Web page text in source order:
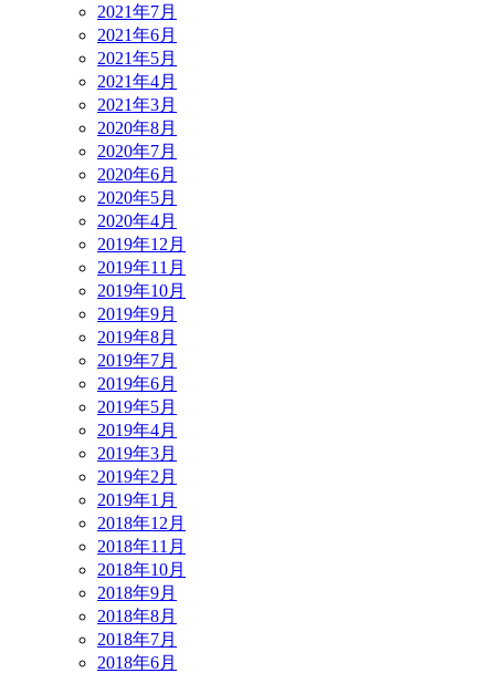
2021年7月
2021年6月
2021年5月
2021年4月
2021年3月
2020年8月
2020年7月
2020年6月
2020年5月
2020年4月
2019年12月
2019年11月
2019年10月
2019年9月
2019年8月
2019年7月
2019年6月
2019年5月
2019年4月
2019年3月
2019年2月
2019年1月
2018年12月
2018年11月
2018年10月
2018年9月
2018年8月
2018年7月
2018年6月